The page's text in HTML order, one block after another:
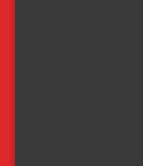
وتكثيف القصف
جديدة من النزوح الجماعي
المدنيين. وتشير التقارير
من مناطق الاشتباكات نحو
أمناً نسبياً، مما يزيد من
يعاني منه الإقليم منذ